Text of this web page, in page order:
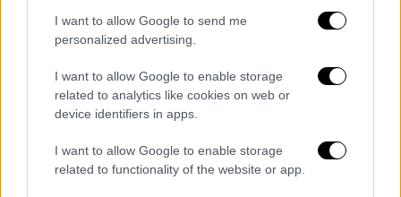
I want to allow Google to send me
personalized advertising.
I want to allow Google to enable storage
related to analytics like cookies on web or
device identifiers in apps.
I want to allow Google to enable storage
related to functionality of the website or app.
Το θύμα δανείστηκε 7.500 ευρώ
για την
αποπληρωμή του δήθεν φόρου, ώστε να
μπορέσει να πάρει κάποιοποσό. Μέχρι
εκείνη τη στιγμή είχε ήδη δώσει στους
απατεώνες41.000 ευρώ
προσέγγισαν κι άλλες δήθεν εταιρείες,
λέγοντάς του ότι τα χρήματά του είχαν